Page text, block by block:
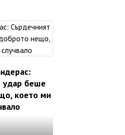
удар беше
което ми